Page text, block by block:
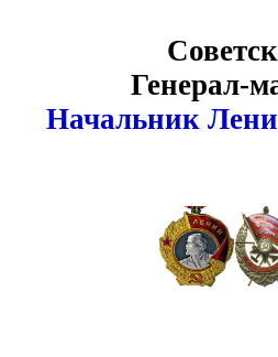
Генерал-
Начальник